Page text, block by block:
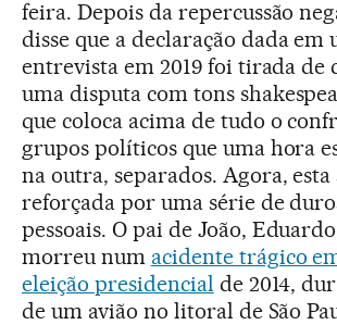
feira. Depois da repercussão
disse que a declaração dada em
entrevista em 2019 foi tirada de
uma disputa com tons
que coloca acima de tudo o
grupos políticos que uma hora
na outra, separados. Agora, esta
reforçada por uma série de
pessoais. O pai de João,
morreu num acidente trágico
eleição presidencial de 2014,
de um avião no litoral de São